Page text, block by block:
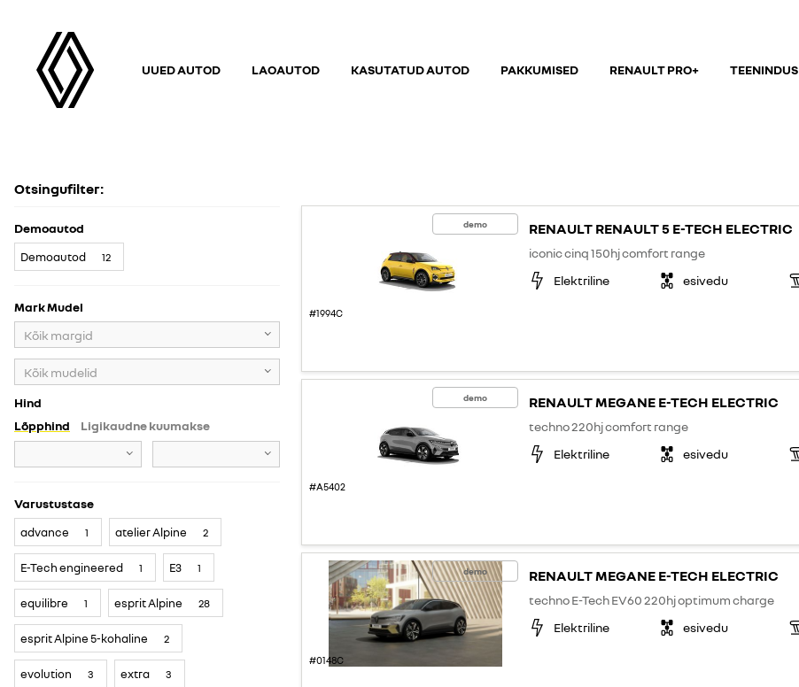
UUED AUTOD LAOAUTOD KASUTATUD AUTOD PAKKUMISED RENAULT PRO+ TEENINDUS
PAKKUMISED
Otsingufilter:
Demoautod
Demoautod 12
Mark Mudel
Kõik margid
Kõik mudelid
Hind
Lõpphind
Ligikaudne kuumakse
Varustustase
advance 1 atelier Alpine 2
E-Tech engineered 1 E3 1
equilibre 1 esprit Alpine 28
esprit Alpine 5-kohaline 2
evolution 3 extra 3
demo
#1994C
RENAULT RENAULT 5 E-TECH ELECTRIC
iconic cinq 150hj comfort range
Elektriline esivedu
demo
#A5402
RENAULT MEGANE E-TECH ELECTRIC
techno 220hj comfort range
Elektriline esivedu
demo
#0148C
RENAULT MEGANE E-TECH ELECTRIC
techno E-Tech EV60 220hj optimum charge
Elektriline esivedu